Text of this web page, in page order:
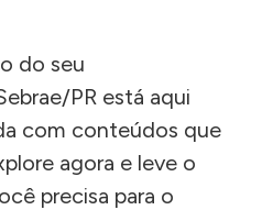
do seu
PR está aqui
com conteúdos que
agora e leve o
precisa para o